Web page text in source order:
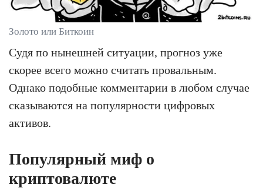
Золото или Биткоин
Судя по нынешней ситуации, прогноз уже
скорее всего можно считать провальным.
Однако подобные комментарии в любом случае
сказываются на популярности цифровых
активов.
Популярный миф о
криптовалюте